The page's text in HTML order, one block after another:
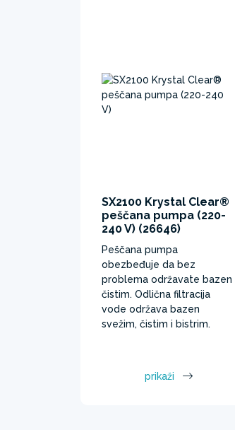
SX2100 Krystal Clear®
peščana pumpa (220-
240 V) (26646)
Peščana pumpa
obezbeđuje da bez
problema održavate bazen
čistim. Odlična filtracija
vode održava bazen
svežim, čistim i bistrim.
prikaži